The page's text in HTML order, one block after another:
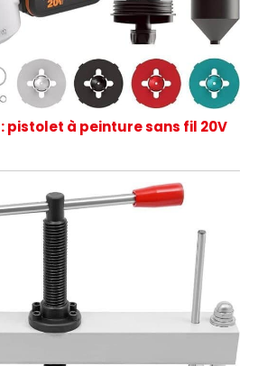
: pistolet à peinture sans fil 20V